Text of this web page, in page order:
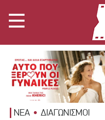
ΝΕΑ ΔΙΑΓΩΝΙΣΜΟΙ